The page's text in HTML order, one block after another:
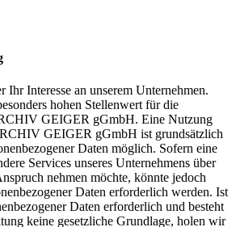
Ihr Interesse an unserem Unternehmen.
hohen Stellenwert für die
GEIGER gGmbH. Eine Nutzung
GEIGER gGmbH ist grundsätzlich
Daten möglich. Sofern eine
Services unseres Unternehmens über
nehmen möchte, könnte jedoch
Daten erforderlich werden. Ist
Daten erforderlich und besteht
keine gesetzliche Grundlage, holen wir